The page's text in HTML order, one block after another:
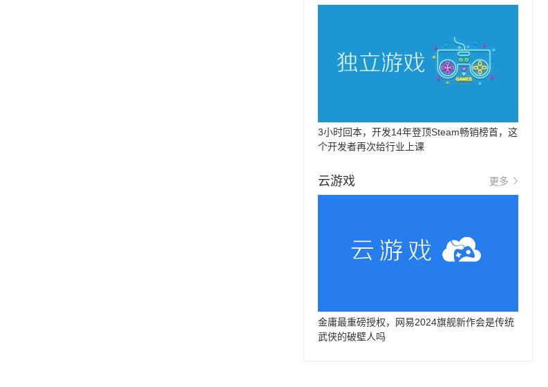
3小时回本，开发14年登顶Steam畅销榜首，这
个开发者再次给行业上课
云游戏 更多
金庸最重磅授权，网易2024旗舰新作会是传统
武侠的破壁人吗